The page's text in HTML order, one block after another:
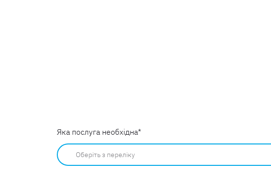
Яка послуга необхідна*